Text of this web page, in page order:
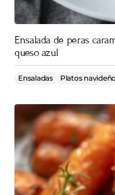
Ensalada de peras
queso azul
Ensaladas Platos